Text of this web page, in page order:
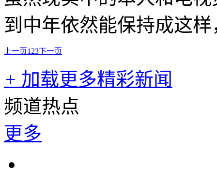
到中年依然能保持成这
上一页1 23下一页
+ 加载更多精彩新闻
频道热点
更多